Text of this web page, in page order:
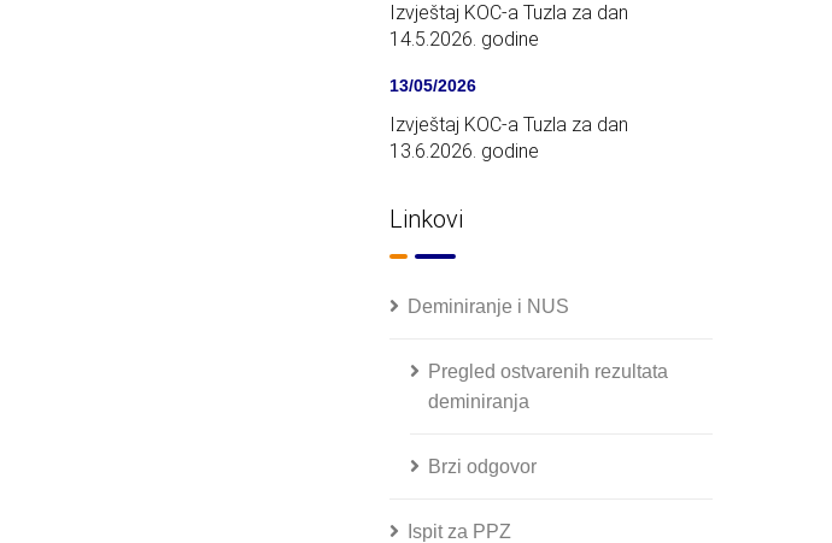
Izvještaj KOC-a Tuzla za dan
14.5.2026. godine
13/05/2026
Izvještaj KOC-a Tuzla za dan
13.6.2026. godine
Linkovi
Deminiranje i NUS
Pregled ostvarenih rezultata
deminiranja
Brzi odgovor
Ispit za PPZ